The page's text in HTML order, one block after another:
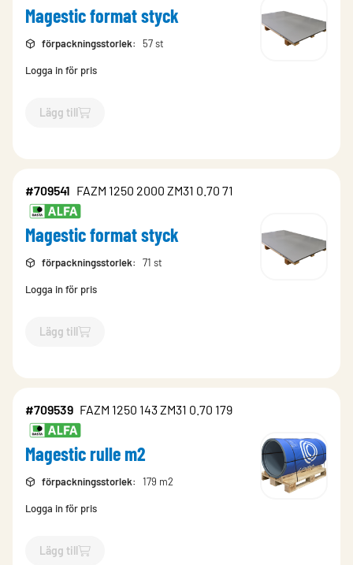
Magestic format styck
förpackningsstorlek: 57 st
Logga in för pris
Lägg till
`$Lägg till
#709541 FAZM 1250 2000 ZM31 0.70 71
Magestic format styck
förpackningsstorlek: 71 st
Logga in för pris
Lägg till
`$Lägg till
#709539 FAZM 1250 143 ZM31 0.70 179
Magestic rulle m2
förpackningsstorlek: 179 m2
Logga in för pris
Lägg till
`$Lägg till